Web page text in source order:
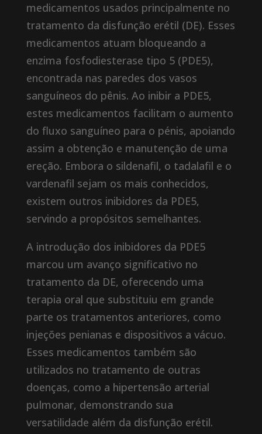
medicamentos usados ​​​​principalmente no
tratamento da disfunção erétil (DE). Esses
medicamentos atuam bloqueando a
enzima fosfodiesterase tipo 5 (PDE5),
encontrada nas paredes dos vasos
sanguíneos do pênis. Ao inibir a PDE5,
estes medicamentos facilitam o aumento
do fluxo sanguíneo para o pénis, apoiando
assim a obtenção e manutenção de uma
ereção. Embora o sildenafil, o tadalafil e o
vardenafil sejam os mais conhecidos,
existem outros inibidores da PDE5,
servindo a propósitos semelhantes.
A introdução dos inibidores da PDE5
marcou um avanço significativo no
tratamento da DE, oferecendo uma
terapia oral que substituiu em grande
parte os tratamentos anteriores, como
injeções penianas e dispositivos a vácuo.
Esses medicamentos também são
utilizados no tratamento de outras
doenças, como a hipertensão arterial
pulmonar, demonstrando sua
versatilidade além da disfunção erétil.